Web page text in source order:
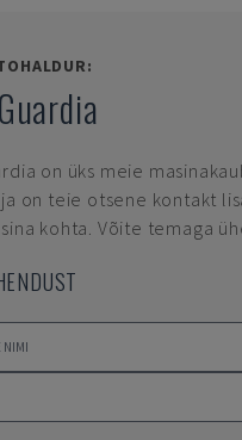
on üks meie
on teie otsene kontakt
kohta. Võite temaga